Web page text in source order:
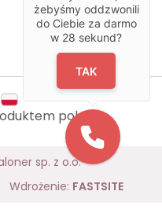
polskim.
sp. z o.o.
Wdrożenie: FASTSITE
żebyśmy oddzwonili
do Ciebie za darmo
w 28 sekund?
TAK